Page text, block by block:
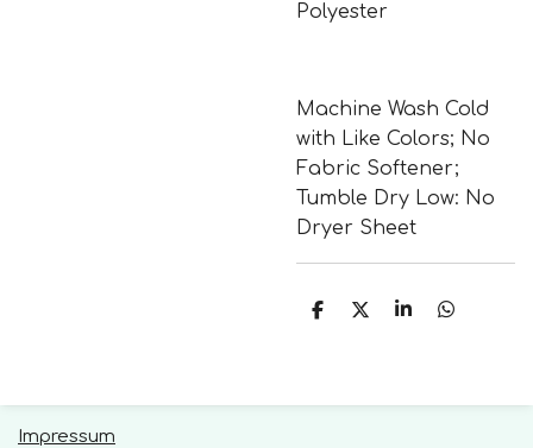
Polyester
Machine Wash Cold
with Like Colors; No
Fabric Softener;
Tumble Dry Low: No
Dryer Sheet
T
n
T
n
T
n
T
n
Impressum